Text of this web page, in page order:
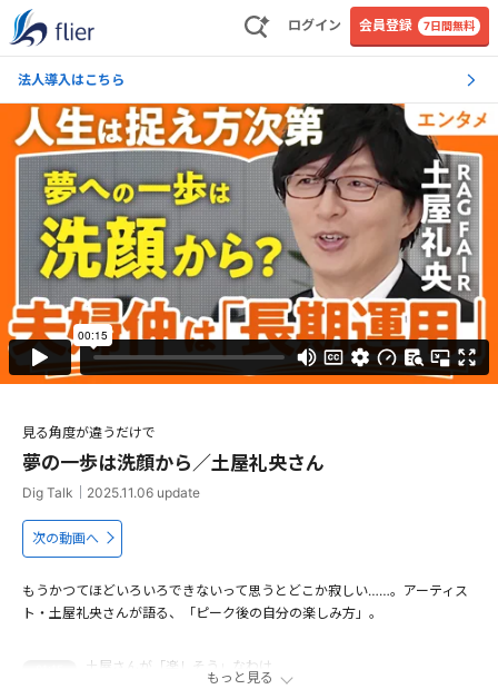
ログイン 会員登録 7日間無料
法人導入はこちら
見る角度が違うだけで
夢の一歩は洗顔から／土屋礼央さん
Dig Talk 2025.11.06 update
次の動画へ
もうかつてほどいろいろできないって思うとどこか寂しい……。アーティス
ト・土屋礼央さんが語る、「ピーク後の自分の楽しみ方」。
土屋さんが「楽しそう」なわけ
もっと見る